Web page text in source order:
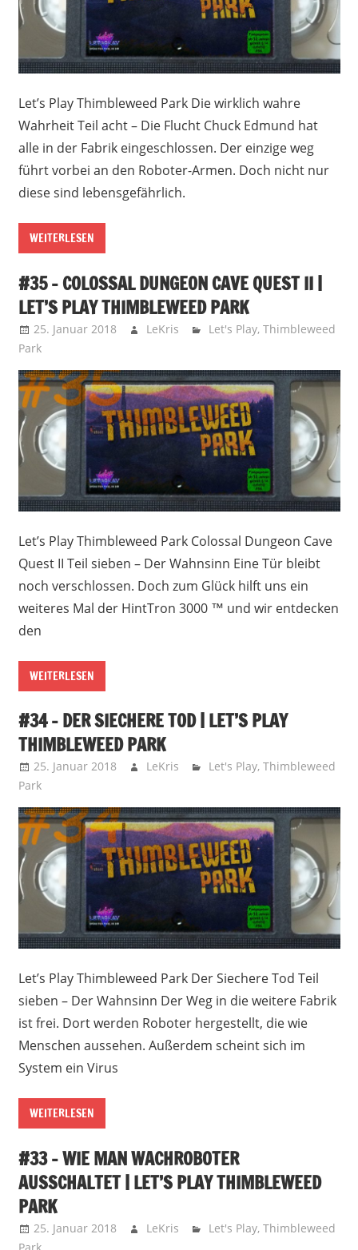
Let’s Play Thimbleweed Park Die wirklich wahre
Wahrheit Teil acht – Die Flucht Chuck Edmund hat
alle in der Fabrik eingeschlossen. Der einzige weg
führt vorbei an den Roboter-Armen. Doch nicht nur
diese sind lebensgefährlich.
WEITERLESEN
#35 – COLOSSAL DUNGEON CAVE QUEST II |
LET’S PLAY THIMBLEWEED PARK
25. Januar 2018 LeKris Let's Play,Thimbleweed
Park
Let’s Play Thimbleweed Park Colossal Dungeon Cave
Quest II Teil sieben – Der Wahnsinn Eine Tür bleibt
noch verschlossen. Doch zum Glück hilft uns ein
weiteres Mal der HintTron 3000 ™ und wir entdecken
den
WEITERLESEN
#34 – DER SIECHERE TOD | LET’S PLAY
THIMBLEWEED PARK
25. Januar 2018 LeKris Let's Play,Thimbleweed
Park
Let’s Play Thimbleweed Park Der Siechere Tod Teil
sieben – Der Wahnsinn Der Weg in die weitere Fabrik
ist frei. Dort werden Roboter hergestellt, die wie
Menschen aussehen. Außerdem scheint sich im
System ein Virus
WEITERLESEN
#33 – WIE MAN WACHROBOTER
AUSSCHALTET | LET’S PLAY THIMBLEWEED
PARK
25. Januar 2018 LeKris Let's Play,Thimbleweed